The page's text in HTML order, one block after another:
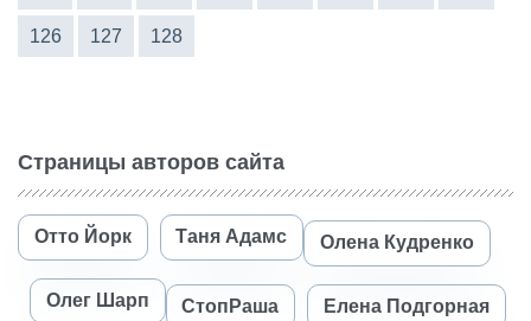
126 127 128
Страницы авторов сайта
Отто Йорк Таня Адамс Олена Кудренко
Олег Шарп СтопРаша Елена Подгорная